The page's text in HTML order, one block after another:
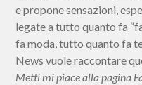
e propone sensazioni,
legate a tutto quanto fa
fa moda, tutto quanto fa
News vuole raccontare
Metti mi piace alla pagina